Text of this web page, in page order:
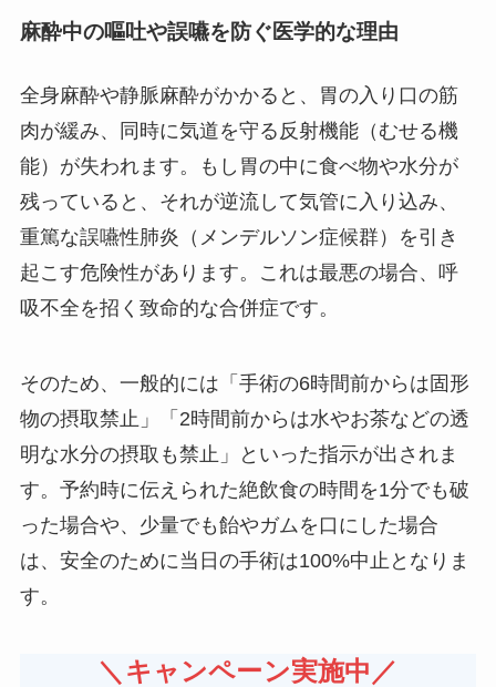
麻酔中の嘔吐や誤嚥を防ぐ医学的な理由
全身麻酔や静脈麻酔がかかると、胃の入り口の筋
肉が緩み、同時に気道を守る反射機能（むせる機
能）が失われます。もし胃の中に食べ物や水分が
残っていると、それが逆流して気管に入り込み、
重篤な誤嚥性肺炎（メンデルソン症候群）を引き
起こす危険性があります。これは最悪の場合、呼
吸不全を招く致命的な合併症です。
そのため、一般的には「手術の6時間前からは固形
物の摂取禁止」「2時間前からは水やお茶などの透
明な水分の摂取も禁止」といった指示が出されま
す。予約時に伝えられた絶飲食の時間を1分でも破
った場合や、少量でも飴やガムを口にした場合
は、安全のために当日の手術は100%中止となりま
す。
＼キャンペーン実施中／